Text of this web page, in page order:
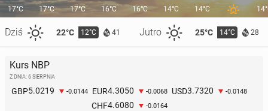
17°C
Dziś 22°C 12°C 41 Jutro 25°C 14°C 28
17°C 17°C 16°C 16°C 14°C 14°C
Kurs NBP
Z DNIA: 6 SIERPNIA
GBP5.0219 -0.0144 EUR4.3050 -0.0068 USD3.7320 -0.0148
CHF4.6080 -0.0164